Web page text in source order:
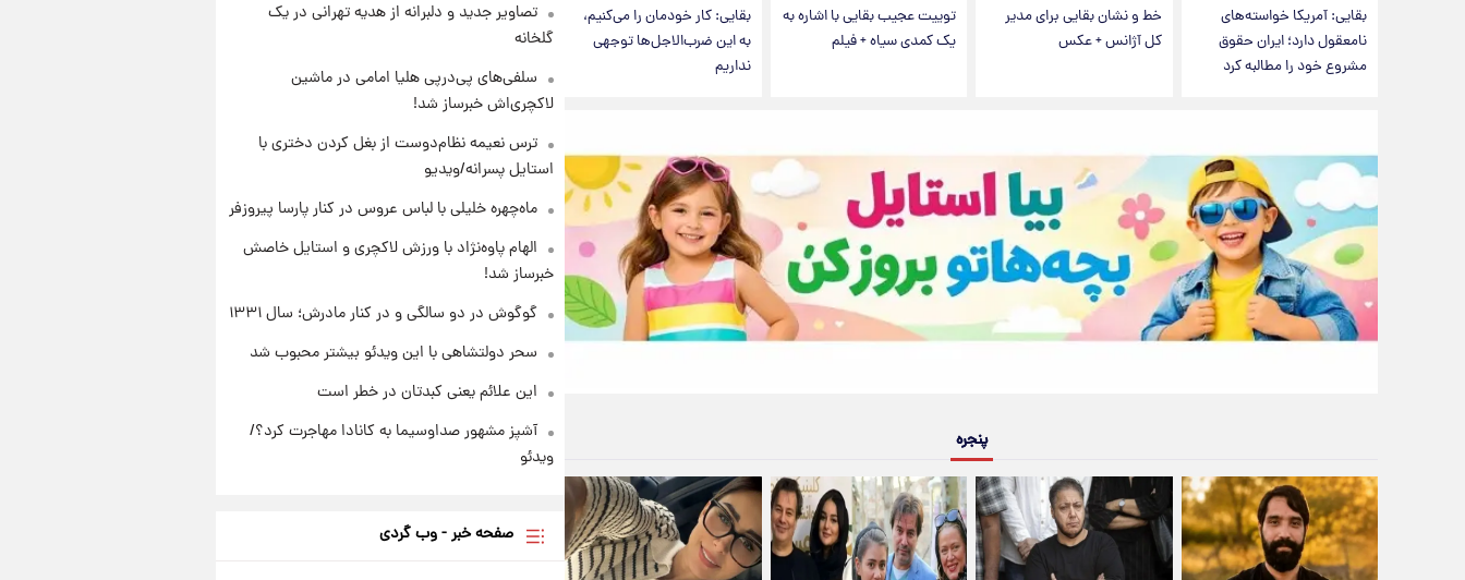
بقایی: آمریکا خواسته‌های
نامعقول دارد؛ ایران حقوق
مشروع خود را مطالبه کرد
خط و نشان بقایی برای مدیر
کل آژانس + عکس
توییت عجیب بقایی با اشاره به
یک کمدی سیاه + فیلم
بقایی: کار خودمان را می‌کنیم،
به این ضرب‌الاجل‌ها توجهی
نداریم
پنجره
تصاویر جدید و دلبرانه از هدیه تهرانی در یک
گلخانه
سلفی‌های پی‌درپی هلیا امامی در ماشین
لاکچری‌اش خبرساز شد!
ترس نعیمه نظام‌دوست از بغل کردن دختری با
استایل پسرانه/ویدیو
ماه‌چهره خلیلی با لباس عروس در کنار پارسا پیروزفر
الهام پاوه‌نژاد با ورزش لاکچری و استایل خاصش
خبرساز شد!
گوگوش در دو سالگی و در کنار مادرش؛ سال ۱۳۳۱
سحر دولتشاهی با این ویدئو بیشتر محبوب شد
این علائم یعنی کبدتان در خطر است
آشپز مشهور صداوسیما به کانادا مهاجرت کرد؟/
ویدئو
صفحه خبر - وب گردی